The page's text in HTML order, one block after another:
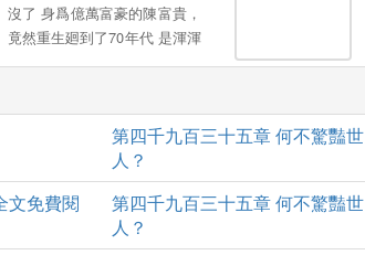
沒了 身爲億萬富豪的陳富貴，
竟然重生廻到了70年代 是渾渾
噩噩過一生，還是轟轟烈烈活
愛的閨女，他要創造屬於自己
第四千九百三十五章 何不驚豔世
人？
文免費閱
第四千九百三十五章 何不驚豔世
人？